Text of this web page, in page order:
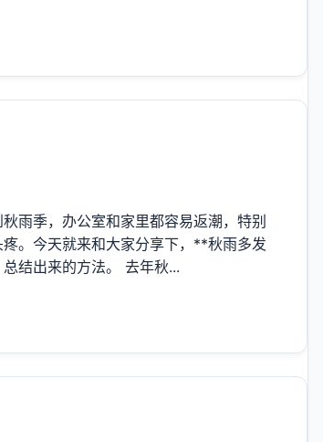
雨季，办公室和家里都容易返潮，特别
。今天就来和大家分享下，**秋雨多发
结出来的方法。 去年秋...